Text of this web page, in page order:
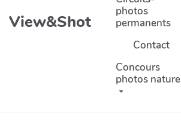
View&Shot
photos
permanents
Contact
Concours
photos nature